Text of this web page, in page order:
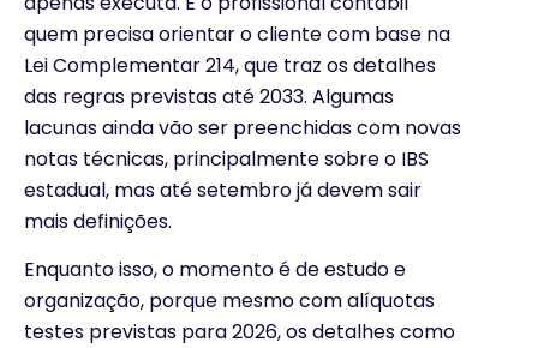
quem precisa orientar o cliente com base na
Lei Complementar 214, que traz os detalhes
das regras previstas até 2033. Algumas
lacunas ainda vão ser preenchidas com novas
notas técnicas, principalmente sobre o IBS
estadual, mas até setembro já devem sair
mais definições.
Enquanto isso, o momento é de estudo e
organização, porque mesmo com alíquotas
testes previstas para 2026, os detalhes como